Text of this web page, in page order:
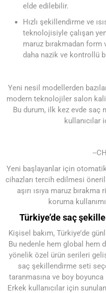
elde edilebilir.
Hızlı şekillendirme ve
teknolojisiyle çalışan
maruz bırakmadan form
daha nazik ve kontrollü
Yeni nesil modellerden
modern teknolojiler salon
Bu durum, ilk kez evde saç
kullanıcılar
--
Yeni başlayanlar için
cihazları tercih edilmesi
aşırı ısıya maruz
koruma
Türkiye’de saç
Kişisel bakım, Türkiye’de
Bu nedenle hem global hem
yönelik özel ürün serileri
saç şekillendirme seti
taranmasına ve boy boyunca
Erkek kullanıcılar için